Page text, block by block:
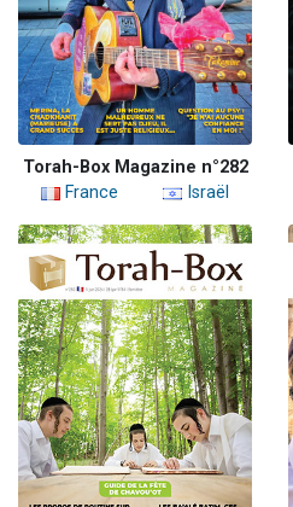
Torah-Box Magazine n°282
France
Israël